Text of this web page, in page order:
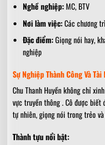
Nghề nghiệp:MC, BTV
Nơi làm việc:Các chương
Đặc điểm:Giọng nói hay,
nghiệp
Sự Nghiệp Thành Công Và Tài
Chu Thanh Huyền không chỉ
vực truyền thông . Cô được
tự nhiên, giọng nói trong trẻo
Thành tựu nổi bật: